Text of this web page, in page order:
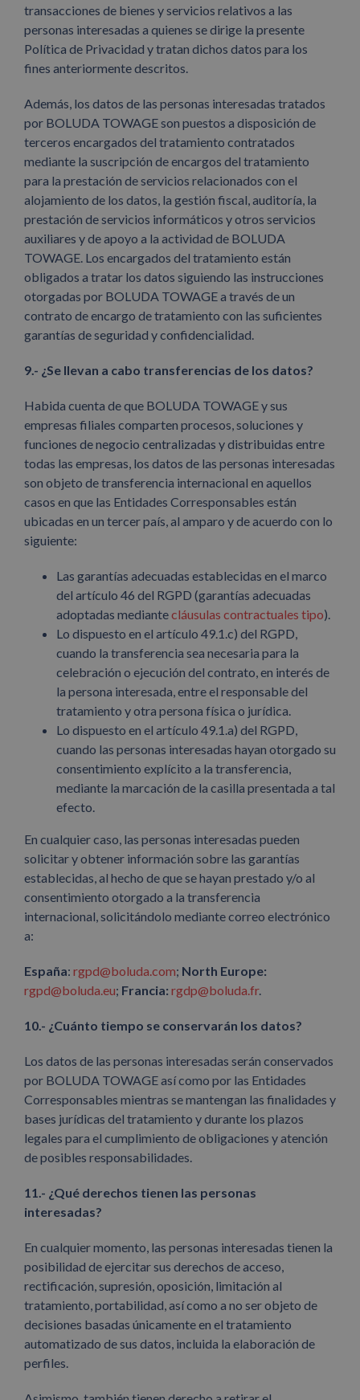
transacciones de bienes y servicios relativos a las
personas interesadas a quienes se dirige la presente
Política de Privacidad y tratan dichos datos para los
fines anteriormente descritos.
Además, los datos de las personas interesadas tratados
por BOLUDA TOWAGE son puestos a disposición de
terceros encargados del tratamiento contratados
mediante la suscripción de encargos del tratamiento
para la prestación de servicios relacionados con el
alojamiento de los datos, la gestión fiscal, auditoría, la
prestación de servicios informáticos y otros servicios
auxiliares y de apoyo a la actividad de BOLUDA
TOWAGE. Los encargados del tratamiento están
obligados a tratar los datos siguiendo las instrucciones
otorgadas por BOLUDA TOWAGE a través de un
contrato de encargo de tratamiento con las suficientes
garantías de seguridad y confidencialidad.
9.- ¿Se llevan a cabo transferencias de los datos?
Habida cuenta de que BOLUDA TOWAGE y sus
empresas filiales comparten procesos, soluciones y
funciones de negocio centralizadas y distribuidas entre
todas las empresas, los datos de las personas interesadas
son objeto de transferencia internacional en aquellos
casos en que las Entidades Corresponsables están
ubicadas en un tercer país, al amparo y de acuerdo con lo
siguiente:
Las garantías adecuadas establecidas en el marco
del artículo 46 del RGPD (garantías adecuadas
adoptadas mediantecláusulas contractuales tipo).
Lo dispuesto en el artículo 49.1.c) del RGPD,
cuando la transferencia sea necesaria para la
celebración o ejecución del contrato, en interés de
la persona interesada, entre el responsable del
tratamiento y otra persona física o jurídica.
Lo dispuesto en el artículo 49.1.a) del RGPD,
cuando las personas interesadas hayan otorgado su
consentimiento explícito a la transferencia,
mediante la marcación de la casilla presentada a tal
efecto.
En cualquier caso, las personas interesadas pueden
solicitar y obtener información sobre las garantías
establecidas, al hecho de que se hayan prestado y/o al
consentimiento otorgado a la transferencia
internacional, solicitándolo mediante correo electrónico
a:
España: rgpd@boluda.com; North Europe:
rgpd@boluda.eu; Francia: rgdp@boluda.fr.
10.- ¿Cuánto tiempo se conservarán los datos?
Los datos de las personas interesadas serán conservados
por BOLUDA TOWAGE así como por las Entidades
Corresponsables mientras se mantengan las finalidades y
bases jurídicas del tratamiento y durante los plazos
legales para el cumplimiento de obligaciones y atención
de posibles responsabilidades.
11.- ¿Qué derechos tienen las personas
interesadas?
En cualquier momento, las personas interesadas tienen la
posibilidad de ejercitar sus derechos de acceso,
rectificación, supresión, oposición, limitación al
tratamiento, portabilidad, así como a no ser objeto de
decisiones basadas únicamente en el tratamiento
automatizado de sus datos, incluida la elaboración de
perfiles.